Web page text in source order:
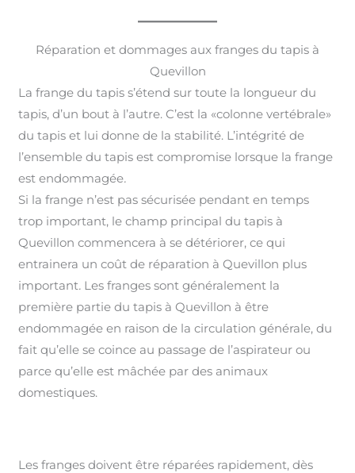
Réparation et dommages aux franges du tapis à
Quevillon
La frange du tapis s’étend sur toute la longueur du
tapis, d’un bout à l’autre. C’est la «colonne vertébrale»
du tapis et lui donne de la stabilité. L’intégrité de
l’ensemble du tapis est compromise lorsque la frange
est endommagée.
Si la frange n’est pas sécurisée pendant en temps
trop important, le champ principal du tapis à
Quevillon commencera à se détériorer, ce qui
entrainera un coût de réparation à Quevillon plus
important. Les franges sont généralement la
première partie du tapis à Quevillon à être
endommagée en raison de la circulation générale, du
fait qu’elle se coince au passage de l’aspirateur ou
parce qu’elle est mâchée par des animaux
domestiques.
Les franges doivent être réparées rapidement, dès